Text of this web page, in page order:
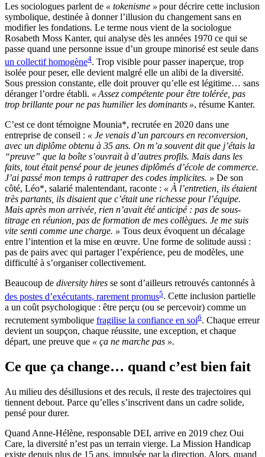
Les sociologues parlent de « tokenisme » pour décrire cette inclusion
symbolique, destinée à donner l’illusion du changement sans en
modifier les fondations. Le terme nous vient de la sociologue
Rosabeth Moss Kanter, qui analyse dès les années 1970 ce qui se
passe quand une personne issue d’un groupe minorisé est seule dans
un collectif homogène4. Trop visible pour passer inaperçue, trop
isolée pour peser, elle devient malgré elle un alibi de la diversité.
Sous pression constante, elle doit prouver qu’elle est légitime… sans
déranger l’ordre établi. « Assez compétente pour être tolérée, pas
trop brillante pour ne pas humilier les dominants », résume Kanter.
C’est ce dont témoigne Mounia*, recrutée en 2020 dans une
entreprise de conseil : « Je venais d’un parcours en reconversion,
avec un diplôme obtenu à 35 ans. On m’a souvent dit que j’étais la
“preuve” que la boîte s’ouvrait à d’autres profils. Mais dans les
faits, tout était pensé pour de jeunes diplômés d’école de commerce.
J’ai passé mon temps à rattraper des codes implicites. » De son
côté, Léo*, salarié malentendant, raconte : « À l’entretien, ils étaient
très partants, ils disaient que c’était une richesse pour l’équipe.
Mais après mon arrivée, rien n’avait été anticipé : pas de sous-
titrage en réunion, pas de formation de mes collègues. Je me suis
vite senti comme une charge. » Tous deux évoquent un décalage
entre l’intention et la mise en œuvre. Une forme de solitude aussi :
pas de pairs avec qui partager l’expérience, peu de modèles, une
difficulté à s’organiser collectivement.
Beaucoup de diversity hires se sont d’ailleurs retrouvés cantonnés à
des postes d’exécutants, rarement promus5. Cette inclusion partielle
a un coût psychologique : être perçu (ou se percevoir) comme un
recrutement symbolique fragilise la confiance en soi6. Chaque erreur
devient un soupçon, chaque réussite, une exception, et chaque
départ, une preuve que « ça ne marche pas ».
Ce que ça change… quand c’est bien fait
Au milieu des désillusions et des reculs, il reste des trajectoires qui
tiennent debout. Parce qu’elles s’inscrivent dans un cadre solide,
pensé pour durer.
Quand Anne-Hélène, responsable DEI, arrive en 2019 chez Oui
Care, la diversité n’est pas un terrain vierge. La Mission Handicap
existe depuis plus de 15 ans, impulsée par la direction. Alors, quand